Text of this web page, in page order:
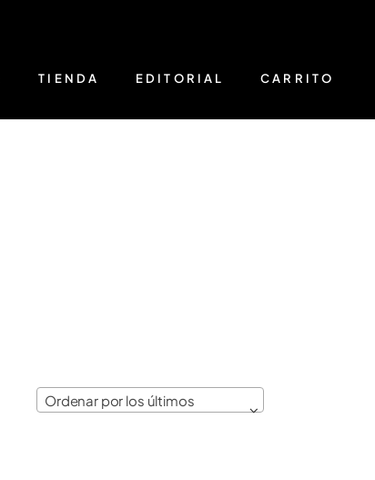
TIENDA EDITORIAL CARRITO
Ordenar por los últimos